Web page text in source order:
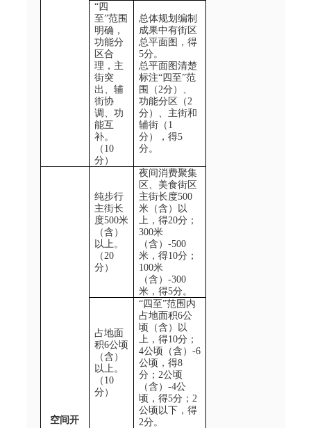
“四
至”范围
明确，
功能分
区合
理，主
街突
出、辅
街协
调、功
能互
补。
（10
分）
总体规划编制
成果中有街区
总平面图，得
5分。
总平面图清楚
标注“四至”范
围（2分）、
功能分区（ 2
分）、主街和
辅街（ 1
分），得5
分。
空间开
纯步行
主街长
度500米
（含）
以上。
（20
分）
夜间消费聚集
区、美食街区
主街长度500
米（含）以
上，得20分；
300米
（含）-500
米，得10分；
100米
（含）-300
米，得5分。
占地面
积6公顷
（含）
以上。
（10
分）
“四至”范围内
占地面积6公
顷（含）以
上，得10分；
4公顷（含）-6
公顷，得8
分； 2公顷
（含）-4公
顷，得5分； 2
公顷以下，得
2分。